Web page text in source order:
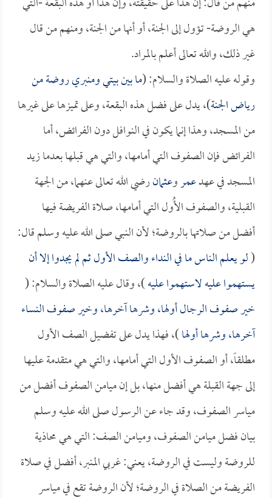
هي الروضة- تؤول إلى الجنة، أو أنها من الجنة، ومنهم من قال
غير ذلك، والله تعالى أعلم بالمراد.
وقوله عليه الصلاة والسلام: (ما بين بيتي ومنبري روضة من
رياض الجنة)، يدل على فضل هذه البقعة، وعلى تميزها على غيرها
من المسجد، وهذا إنما يكون في النوافل دون الفرائض، أما
الفرائض فإن الصفوف التي أمامها، والتي هي قبلها بعدما زيد
المسجد في عهدعمروعثمانرضي الله تعالى عنهما، من الجهة
القبلية، والصفوف الأُول التي أمامها، صلاة الفريضة فيها
أفضل من صلاتها بالروضة؛ لأن النبي صلى الله عليه وسلم قال:
(لو يعلم الناس ما في النداء والصف الأول ثم لم يجدوا إلا أن
يستهموا عليه لاستهموا عليه)، وقال عليه الصلاة والسلام: (
خير صفوف الرجال أولها، وشرها آخرها، وخير صفوف النساء
آخرها، وشرها أولها)، فهذا يدل على تفضيل الصف الأول
مطلقاً، أو الصفوف الأول التي أمامها، والتي هي متقدمة عليها
إلى جهة القبلة هي أفضل منها، بل إن ميامن الصفوف أفضل من
مياسر الصفوف، وقد جاء عن الرسول صلى الله عليه وسلم
بيان فضل ميامن الصفوف، وميامن الصف: التي هي محاذية
للروضة وليست في الروضة، يعني: غربي المنبر، أفضل في صلاة
الفريضة من الصلاة في الروضة؛ لأن الروضة تقع في مياسر